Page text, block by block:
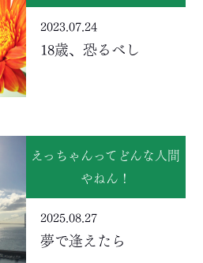
2023.07.24
18歳、恐るべし
えっちゃんってどんな人間
やねん！
2025.08.27
夢で逢えたら